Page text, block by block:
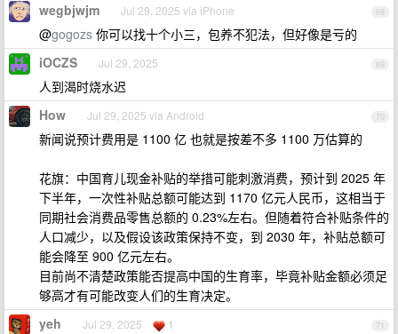
68
wegbjwjm Jul 29, 2025 via iPhone
@gogozs 你可以找十个小三，包养不犯法，但好像是亏的
69
iOCZS Jul 29, 2025
人到渴时烧水迟
70
How Jul 29, 2025 via Android
新闻说预计费用是 1100 亿 也就是按差不多 1100 万估算的
花旗：中国育儿现金补贴的举措可能刺激消费，预计到 2025 年
下半年，一次性补贴总额可能达到 1170 亿元人民币，这相当于
同期社会消费品零售总额的 0.23%左右。但随着符合补贴条件的
人口减少，以及假设该政策保持不变，到 2030 年，补贴总额可
能会降至 900 亿元左右。
目前尚不清楚政策能否提高中国的生育率，毕竟补贴金额必须足
够高才有可能改变人们的生育决定。
71
yeh Jul 29, 2025 1